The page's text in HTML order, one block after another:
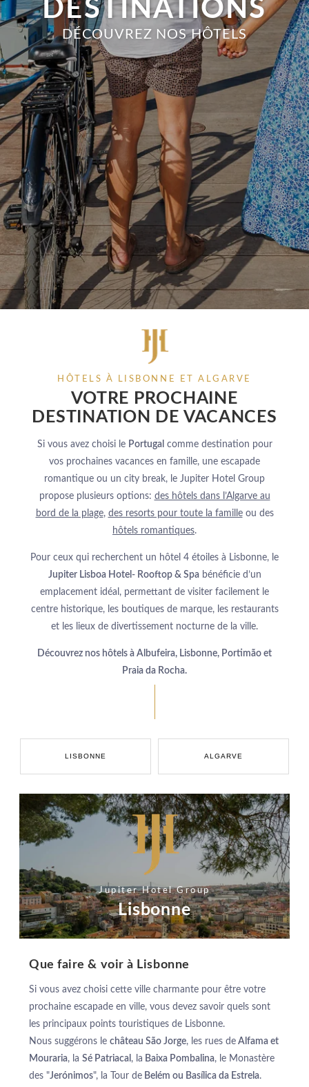
DESTINATIONS
DÉCOUVREZ NOS HÔTELS
HÔTELS À LISBONNE ET ALGARVE
VOTRE PROCHAINE
DESTINATION DE VACANCES
Si vous avez choisi le Portugal comme destination pour
vos prochaines vacances en famille, une escapade
romantique ou un city break, le Jupiter Hotel Group
propose plusieurs options: des hôtels dans l’Algarve au
bord de la plage, des resorts pour toute la familleou des
hôtels romantiques.
Pour ceux qui recherchent un hôtel 4 étoiles à Lisbonne, le
Jupiter Lisboa Hotel- Rooftop & Spabénéficie d’un
emplacement idéal, permettant de visiter facilement le
centre historique, les boutiques de marque, les restaurants
et les lieux de divertissement nocturne de la ville.
Découvrez nos hôtels à Albufeira, Lisbonne, Portimão et
Praia da Rocha.
LISBONNE ALGARVE
Jupiter Hotel Group
Lisbonne
Que faire & voir à Lisbonne
Si vous avez choisi cette ville charmante pour être votre
prochaine escapade en ville, vous devez savoir quels sont
les principaux points touristiques de Lisbonne.
Nous suggérons le château São Jorge, les rues de Alfama et
Mouraria, la Sé Patriacal , la Baixa Pombalina, le Monastère
des "Jerónimos", la Tour de Belém ou Basílica da Estrela.